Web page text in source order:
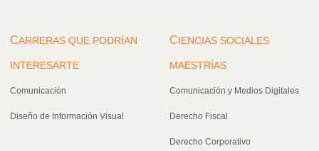
CARRERAS QUE PODRÍAN
INTERESARTE
Comunicación
Diseño de Información Visual
CIENCIAS SOCIALES
MAESTRÍAS
Comunicación y Medios Digitales
Derecho Fiscal
Derecho Corporativo